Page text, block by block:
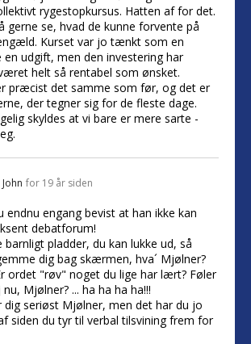
rygestopkursus. Hatten af for det.
gerne se, hvad de kunne forvente på
Kurset var jo tænkt som en
en udgift, men den investering har
helt så rentabel som ønsket.
præcist det samme som før, og det er
der tegner sig for de fleste dage.
skyldes at vi bare er mere sarte -
for 19 år siden
endnu engang bevist at han ikke kan
debatforum!
barnligt pladder, du kan lukke ud, så
dig bag skærmen, hva´ Mjølner?
ordet "røv" noget du lige har lært? Føler
Mjølner? ... ha ha ha ha!!!
dig seriøst Mjølner, men det har du jo
siden du tyr til verbal tilsvining frem for